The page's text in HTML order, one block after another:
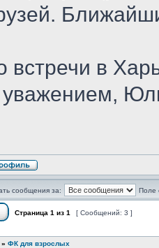
встречи в
сообщения за: Поле
Страница 1 из 1 [ Сообщений: 3 ]
» ФК для взрослых